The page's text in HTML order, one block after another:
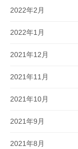
2022年2月
2022年1月
2021年12月
2021年11月
2021年10月
2021年9月
2021年8月